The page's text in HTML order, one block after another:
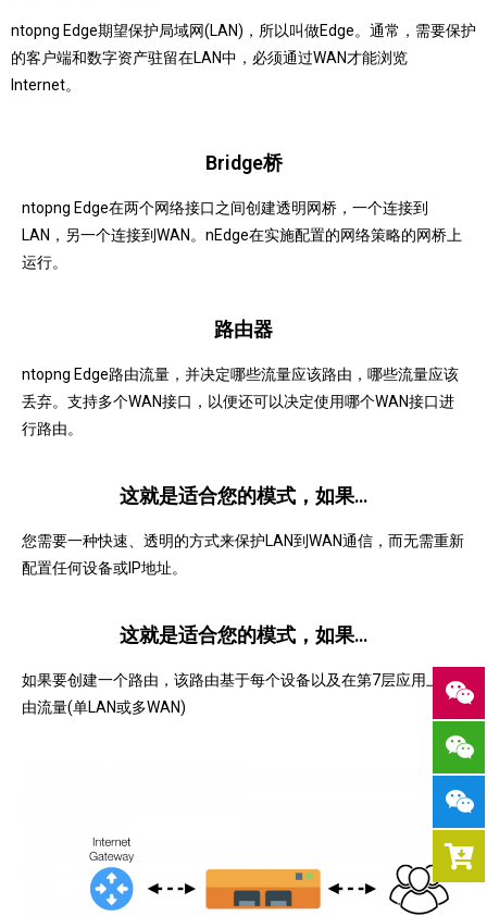
ntopng Edge期望保护局域网(LAN)，所以叫做Edge。 通常，需要保护
的客户端和数字资产驻留在LAN中，必须通过WAN才能浏览
Internet。
Bridge桥
ntopng Edge在两个网络接口之间创建透明网桥，一个连接到
LAN，另一个连接到WAN。 nEdge在实施配置的网络策略的网桥上
运行。
路由器
ntopng Edge路由流量，并决定哪些流量应该路由，哪些流量应该
丢弃。 支持多个WAN接口，以便还可以决定使用哪个WAN接口进
行路由。
这就是适合您的模式，如果…
您需要一种快速、透明的方式来保护LAN到WAN通信，而无需重新
配置任何设备或IP地址。
这就是适合您的模式，如果…
如果要创建一个路由，该路由基于每个设备以及在第7层应用上路
由流量(单LAN或多WAN)